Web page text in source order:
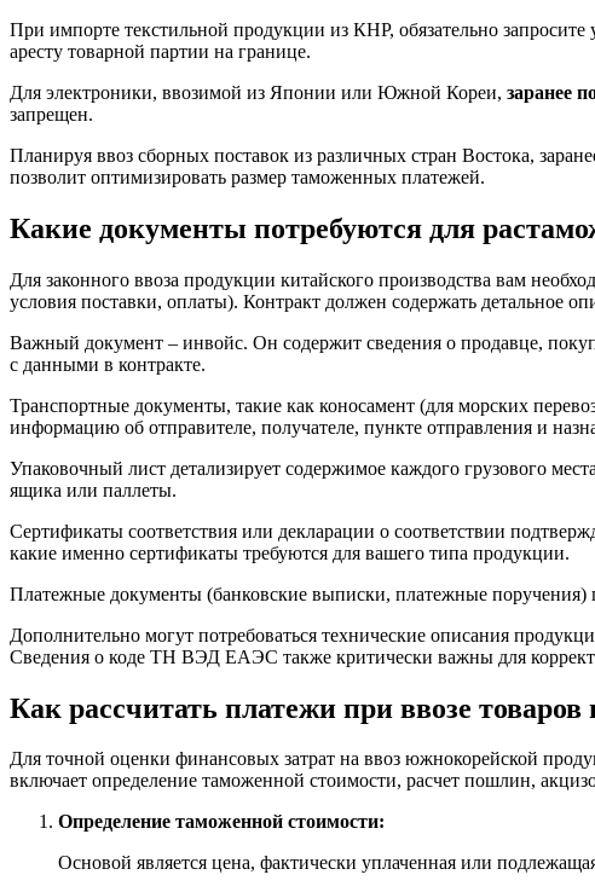
При импорте текстильной продукции из КНР, обязательно
аресту товарной партии на границе.
Для электроники, ввозимой из Японии или Южной Кореи, заранее
запрещен.
Планируя ввоз сборных поставок из различных стран Востока,
позволит оптимизировать размер таможенных платежей.
Какие документы потребуются для
Для законного ввоза продукции китайского производства вам
условия поставки, оплаты). Контракт должен содержать детальное
Важный документ – инвойс. Он содержит сведения о продавце,
с данными в контракте.
Транспортные документы, такие как коносамент (для морских
информацию об отправителе, получателе, пункте отправления и
Упаковочный лист детализирует содержимое каждого грузового
ящика или паллеты.
Сертификаты соответствия или декларации о соответствии
какие именно сертификаты требуются для вашего типа продукции.
Платежные документы (банковские выписки, платежные
Дополнительно могут потребоваться технические описания
Сведения о коде ТН ВЭД ЕАЭС также критически важны для
Как рассчитать платежи при ввозе
Для точной оценки финансовых затрат на ввоз южнокорейской
включает определение таможенной стоимости, расчет пошлин,
Определение таможенной стоимости:
Основой является цена, фактически уплаченная или